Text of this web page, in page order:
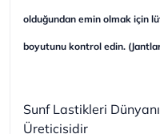
olduğundan emin olmak için
boyutunu kontrol edin.
Sunf Lastikleri
Üreticisidir